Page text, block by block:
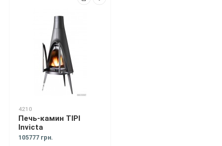
4210
Печь-камин TIPI
Invicta
105777 грн.